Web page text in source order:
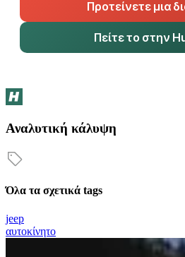
Προτείνετε μια
Πείτε το στην
Αναλυτική κάλυψη
Όλα τα σχετικά tags
jeep
αυτοκίνητο